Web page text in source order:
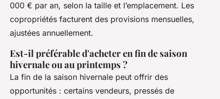
000 € par an, selon la taille et l’emplacement. Les
copropriétés facturent des provisions mensuelles,
ajustées annuellement.
Est-il préférable d'acheter en fin de saison
hivernale ou au printemps ?
La fin de la saison hivernale peut offrir des
opportunités : certains vendeurs, pressés de